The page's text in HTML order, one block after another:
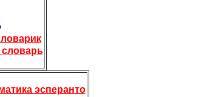
словарь
эсперанто